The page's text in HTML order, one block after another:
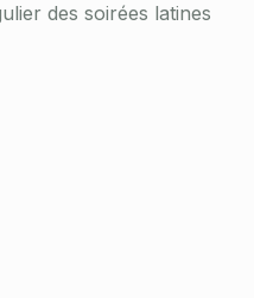
des soirées latines